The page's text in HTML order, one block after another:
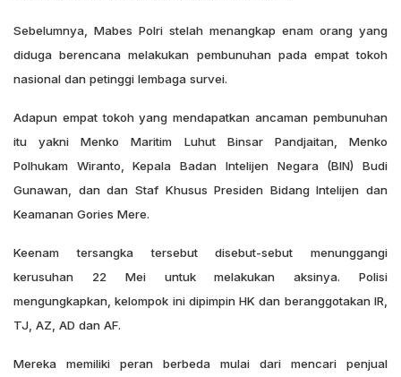
Sebelumnya, Mabes Polri stelah menangkap enam orang yang
diduga berencana melakukan pembunuhan pada empat tokoh
nasional dan petinggi lembaga survei.
Adapun empat tokoh yang mendapatkan ancaman pembunuhan
itu yakni Menko Maritim Luhut Binsar Pandjaitan, Menko
Polhukam Wiranto, Kepala Badan Intelijen Negara (BIN) Budi
Gunawan, dan dan Staf Khusus Presiden Bidang Intelijen dan
Keamanan Gories Mere.
Keenam tersangka tersebut disebut-sebut menunggangi
kerusuhan 22 Mei untuk melakukan aksinya. Polisi
mengungkapkan, kelompok ini dipimpin HK dan beranggotakan IR,
TJ, AZ, AD dan AF.
Mereka memiliki peran berbeda mulai dari mencari penjual